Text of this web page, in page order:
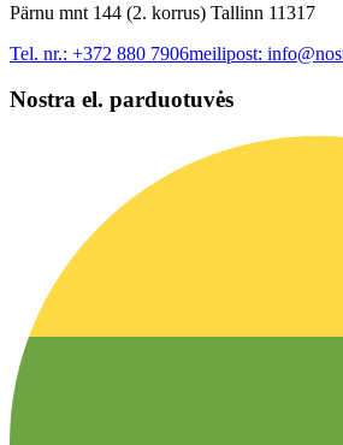
Pärnu mnt 144 (2. korrus) Tallinn 11317
Tel. nr.: +372 880 7906meilipost:
Nostra el. parduotuvės